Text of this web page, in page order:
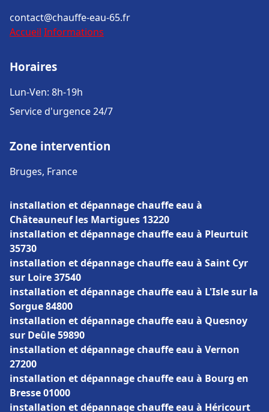
contact@chauffe-eau-65.fr
Accueil Informations
Horaires
Lun-Ven: 8h-19h
Service d'urgence 24/7
Zone intervention
Bruges, France
installation et dépannage chauffe eau à
Châteauneuf les Martigues 13220
installation et dépannage chauffe eau à Pleurtuit
35730
installation et dépannage chauffe eau à Saint Cyr
sur Loire 37540
installation et dépannage chauffe eau à L'Isle sur la
Sorgue 84800
installation et dépannage chauffe eau à Quesnoy
sur Deûle 59890
installation et dépannage chauffe eau à Vernon
27200
installation et dépannage chauffe eau à Bourg en
Bresse 01000
installation et dépannage chauffe eau à Héricourt